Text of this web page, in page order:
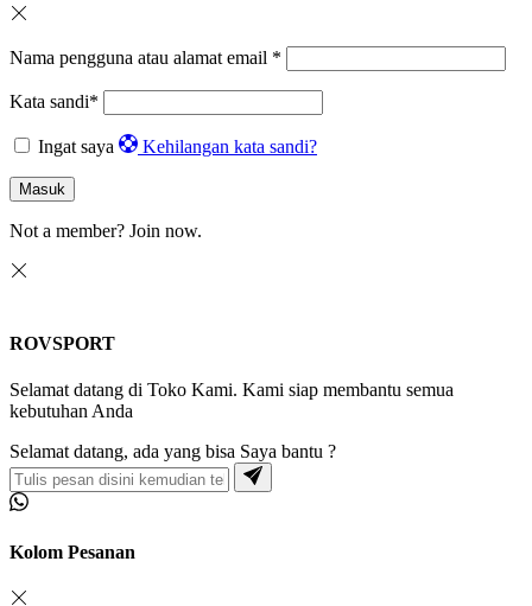
Nama pengguna atau alamat email *
Kata sandi*
Ingat saya Kehilangan kata sandi?
Masuk
Not a member? Join now.
ROVSPORT
Selamat datang di Toko Kami. Kami siap membantu semua
kebutuhan Anda
Selamat datang, ada yang bisa Saya bantu ?
Kolom Pesanan